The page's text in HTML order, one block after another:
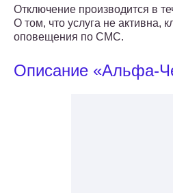
Отключение производится в
О том, что услуга не активна,
оповещения по СМС.
Описание «Альфа-